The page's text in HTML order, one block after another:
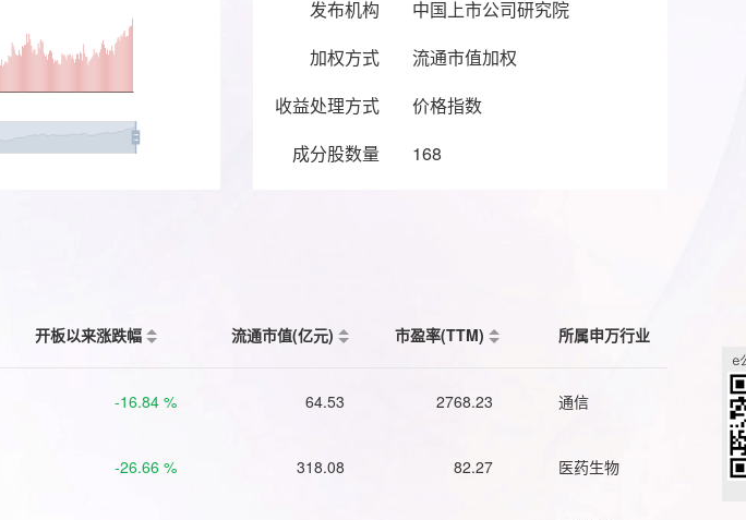
发布机构
中国上市公司研究院
加权方式
流通市值加权
收益处理方式
价格指数
成分股数量
168
开板以来涨跌幅 流通市值(亿元) 市盈率(TTM) 所属申万行业
-16.84 % 64.53 2768.23 通信
-26.66 % 318.08 82.27 医药生物